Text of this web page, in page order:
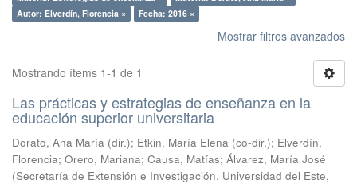
Autor: Elverdín, Florencia ×
Fecha: 2016 ×
Mostrar filtros avanzados
Mostrando ítems 1-1 de 1
Las prácticas y estrategias de enseñanza en la
educación superior universitaria
Dorato, Ana María (dir.); Etkin, María Elena (co-dir.); Elverdín,
Florencia; Orero, Mariana; Causa, Matías; Álvarez, María José
(Secretaría de Extensión e Investigación. Universidad del Este,